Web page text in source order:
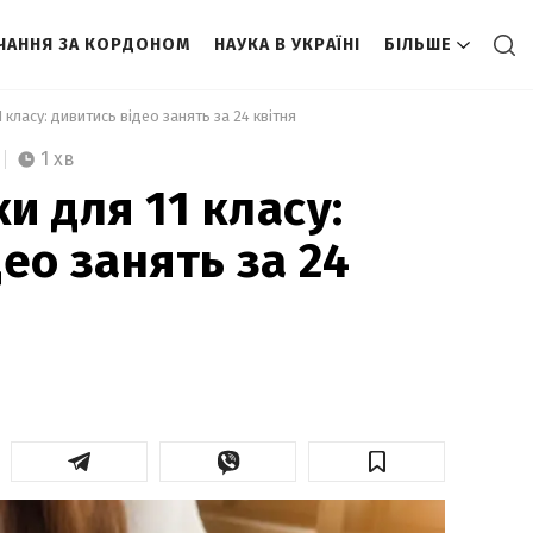
ЗА КОРДОНОМ НАУКА В УКРАЇНІ БІЛЬШЕ
дивитись відео занять за 24 квітня
1 хв
для 11 класу:
занять за 24